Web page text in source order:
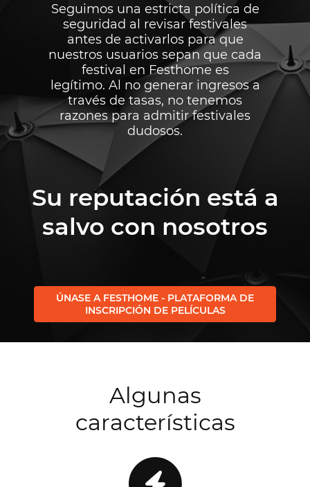
Seguimos una estricta política de
seguridad al revisar festivales
antes de activarlos para que
nuestros usuarios sepan que cada
festival en Festhome es
legítimo. Al no generar ingresos a
través de tasas, no tenemos
razones para admitir festivales
dudosos.
Su reputación está a
salvo con nosotros
ÚNASE A FESTHOME - PLATAFORMA DE
INSCRIPCIÓN DE PELÍCULAS
Algunas
características